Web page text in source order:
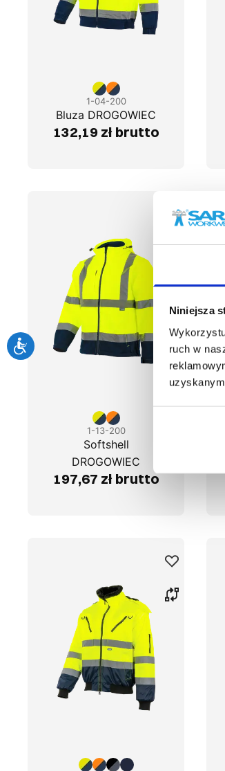
Niniejsza
ruch w
1-04-200
Bluza DROGOWIEC
132,19 zł brutto
1-13-200
Softshell
DROGOWIEC
197,67 zł brutto